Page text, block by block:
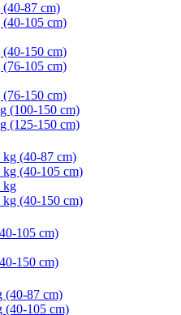
87 cm)
105 cm)
150 cm)
105 cm)
150 cm)
(100-150 cm)
(125-150 cm)
(40-87 cm)
(40-105 cm)
kg
(40-150 cm)
105 cm)
150 cm)
(40-87 cm)
105 cm)